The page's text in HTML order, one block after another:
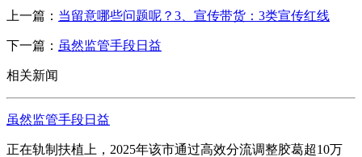
上一篇： 当留意哪些问题呢？3、宣传带货：3类宣传红线
下一篇： 虽然监管手段日益
相关新闻
虽然监管手段日益
正在轨制扶植上，2025年该市通过高效分流调整胶葛超10万